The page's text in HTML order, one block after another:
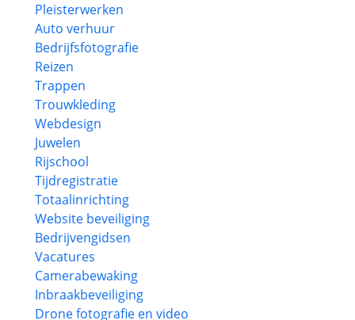
Pleisterwerken
Auto verhuur
Bedrijfsfotografie
Reizen
Trappen
Trouwkleding
Webdesign
Juwelen
Rijschool
Tijdregistratie
Totaalinrichting
Website beveiliging
Bedrijvengidsen
Vacatures
Camerabewaking
Inbraakbeveiliging
Drone fotografie en video